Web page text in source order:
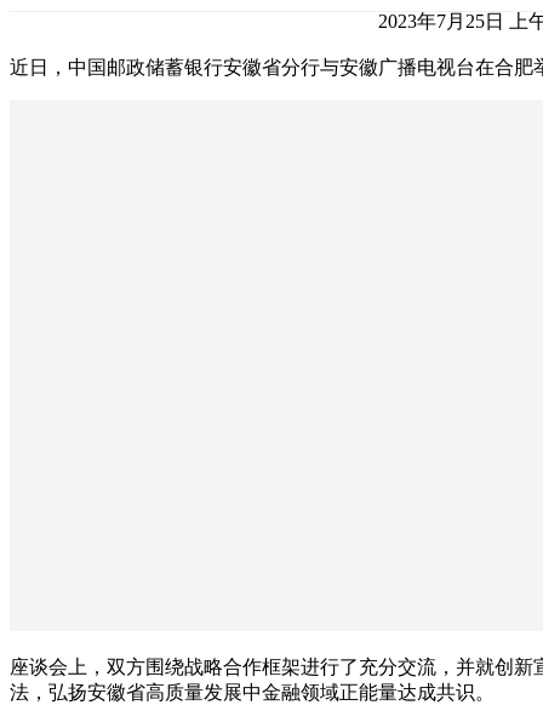
2023年7月25日 上
近日，中国邮政储蓄银行安徽省分行与安徽广播电视台在合肥
座谈会上，双方围绕战略合作框架进行了充分交流，并就创
法，弘扬安徽省高质量发展中金融领域正能量达成共识。